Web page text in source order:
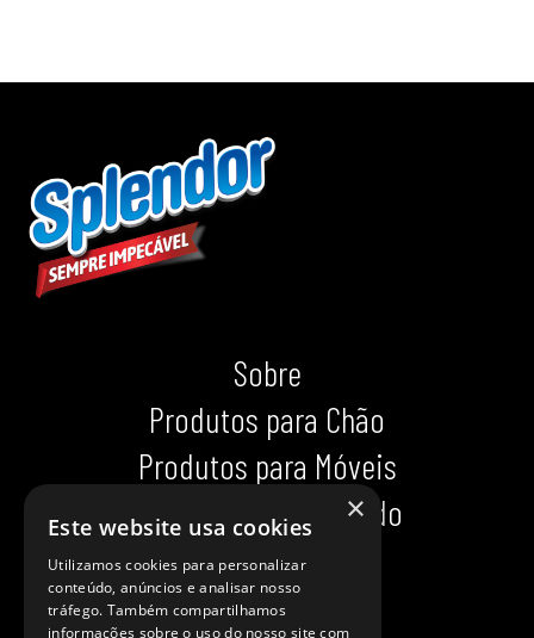
Sobre
Produtos para Chão
Produtos para Móveis
Produtos para Calçado
Indispensáveis
Dicas impecáveis
×
Este website usa cookies
Utilizamos cookies para personalizar
conteúdo, anúncios e analisar nosso
tráfego. Também compartilhamos
informações sobre o uso do nosso site com